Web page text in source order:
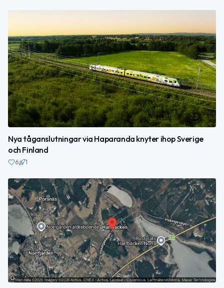
Nya tåganslutningar via Haparanda knyter ihop Sverige
och Finland
6 1